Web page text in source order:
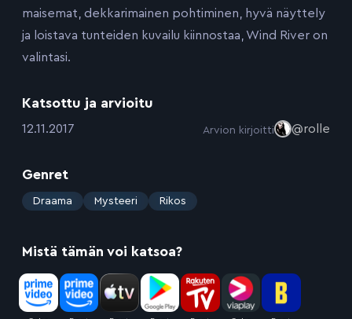
maisemat, dekkarimainen pohtiminen, hyvä näyttely
ja loistava tunteiden kuvailu kiinnostaa, Wind River on
valintasi.
Katsottu ja arvioitu
:12.11.2017 Arvion kirjoitti @rolle
Genret
: Draama Mysteeri Rikos
Mistä tämän voi katsoa?